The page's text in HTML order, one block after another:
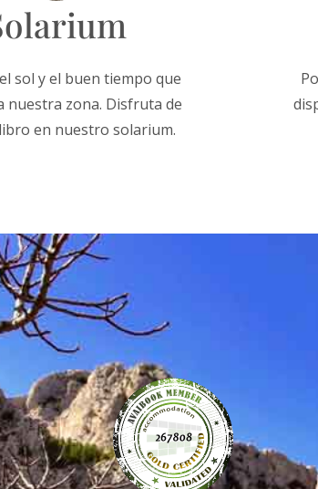
sol y el buen tiempo que
nuestra zona. Disfruta de
en nuestro solarium.